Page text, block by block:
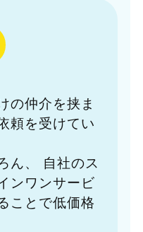
の仲介を挟ま
頼を受けてい
、
自社のス
ンワンサービ
ことで低価格